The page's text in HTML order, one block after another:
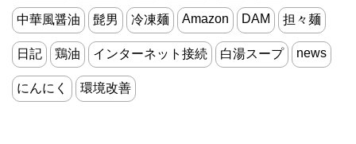
中華風醤油 髭男 冷凍麺 Amazon DAM 担々麺
日記 鶏油 インターネット接続 白湯スープ news
にんにく 環境改善